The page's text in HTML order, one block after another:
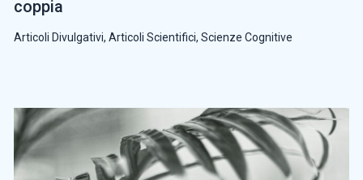
coppia
Articoli Divulgativi, Articoli Scientifici, Scienze Cognitive